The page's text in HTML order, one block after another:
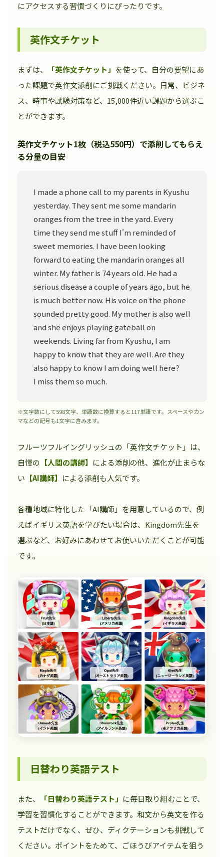
にアクセスする習慣づくりにぴったりです。
英作文チケット
まずは、 「英作文チケット」 を使って、自分の要望にあ
った課題で英作文添削にご挑戦ください。日常、ビジネ
ス、時事や試験対策など、15,000件近い課題から選ぶこ
とができます。
英作文チケット1枚（税込550円）で添削してもらえ
る分量の目安
I made a phone call to my parents in Kyushu
yesterday. They sent me some mandarin
oranges from the tree in the yard. Every
time they send me stuff I'm reminded of
sweet memories. I have been looking
forward to eating the mandarin oranges all
winter. My father is 74 years old. He had a
serious disease a couple of years ago, but he
is much better now. His voice on the phone
sounded pretty good. My mother is also well
and she enjoys playing gateball on
weekends. Living far from Kyushu, I am
happy to know that they are well. Are they
also happy to know I am doing well here?
I miss them so much.
※文字数にして598文字、単語数に換算すると117単語です。スペースやカン
マなどの記号も1文字に含みます。
フルーツフルイングリッシュの「英作文チケット」は、
自慢の 【人間の講師】 による添削の他、進化が止まらな
い 【AI講師】 による添削も人気です。
各種地域に特化した「AI講師」を用意しているので、例
えばイギリス英語を学びたい場合は、Kingdom先生を
選ぶなど、お好みにあわせてお使いいただくことが可能
です。
日替わり英語テスト
また、 「日替わり英語テスト」 に毎日取り組むことで、
学習を習慣化することができます。和文から英文を作る
テストだけでなく、ぜひ、ディクテーションも挑戦して
ください。ポイントをためて、ごほうびアイテムを狙う